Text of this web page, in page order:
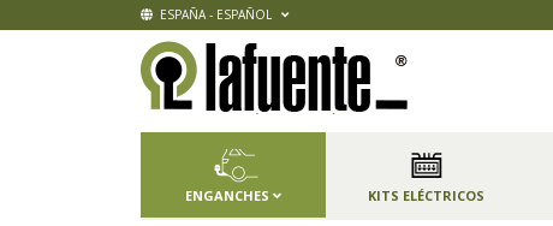
ESPAÑA - ESPAÑOL
ENGANCHES KITS ELÉCTRICOS